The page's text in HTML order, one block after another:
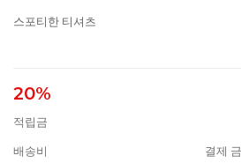
스포티한 티셔츠
20%
적립금
배송비 결제